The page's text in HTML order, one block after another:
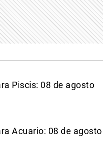
Piscis: 08 de agosto
Acuario: 08 de agosto